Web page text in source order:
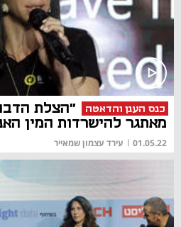
כנס הענן והדאטה
"הצלת
מאתגר להישרדות המין
01.05.22
| עירד עצמון שמאייר